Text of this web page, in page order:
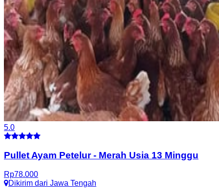
5.0
Pullet Ayam Petelur- Merah Usia 13 Minggu
Rp78.000
Dikirim dari Jawa Tengah